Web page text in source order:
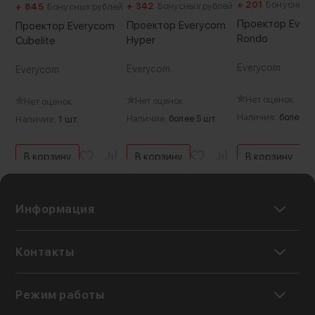
Уровень собственного шума:
30 дБ
Питание:
Артикул производителя:
Страна-производитель:
Китай
1150 г
+ 845 Бонусных рублей
Проектор Everycom
Cubelite
Everycom
Нет оценок
Наличие: 1 шт.
В корзину
+ 342 Бонусных рублей
Проектор Everycom
Hyper
Everycom
Нет оценок
Наличие: более 5 шт.
В корзину
+ 201 Бонусных
Проектор
Rondo
Everycom
Нет оценок
Наличие: более 5
В корзину
Информация
Контакты
Режим работы